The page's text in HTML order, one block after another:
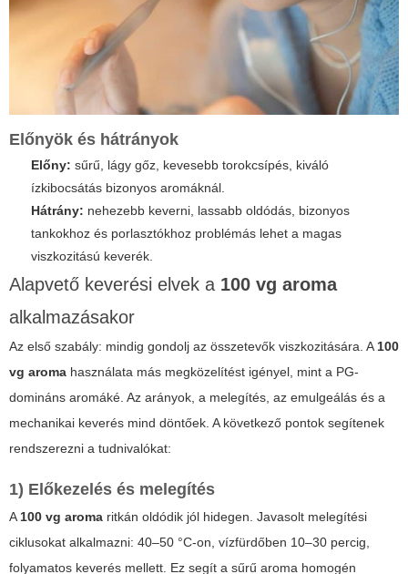
Előnyök és hátrányok
Előny: sűrű, lágy gőz, kevesebb torokcsípés, kiváló
ízkibocsátás bizonyos aromáknál.
Hátrány: nehezebb keverni, lassabb oldódás, bizonyos
tankokhoz és porlasztókhoz problémás lehet a magas
viszkozitású keverék.
Alapvető keverési elvek a 100 vg aroma
alkalmazásakor
Az első szabály: mindig gondolj az összetevők viszkozitására. A 100
vg aroma használata más megközelítést igényel, mint a PG-
domináns aromáké. Az arányok, a melegítés, az emulgeálás és a
mechanikai keverés mind döntőek. A következő pontok segítenek
rendszerezni a tudnivalókat:
1) Előkezelés és melegítés
A 100 vg aroma ritkán oldódik jól hidegen. Javasolt melegítési
ciklusokat alkalmazni: 40–50 °C-on, vízfürdőben 10–30 percig,
folyamatos keverés mellett. Ez segít a sűrű aroma homogén